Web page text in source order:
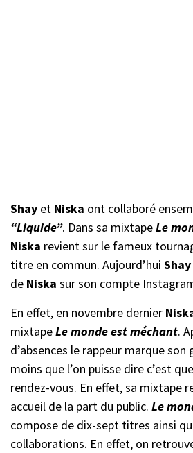
Shay et Niska ont collaboré
“Liquide”. Dans sa mixtapeLe
Niska revient sur le fameux
titre en commun. Aujourd’hui Shay
de Niska sur son compte
En effet, en novembre dernier
mixtapeLe monde est méchant.
d’absences le rappeur marque
moins que l’on puisse dire c’est
rendez-vous. En effet, sa mixtape
accueil de la part du public. Le
compose de dix-sept titres ainsi
collaborations. En effet, on